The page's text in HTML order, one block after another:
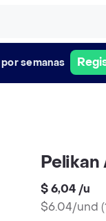
semanas
Pelikan
$ 6,04 /u
$6.04/und (